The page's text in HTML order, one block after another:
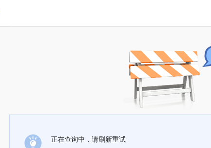
正在查询中，请刷新重试